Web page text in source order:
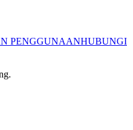
PENGGUNAANHUBUNGI